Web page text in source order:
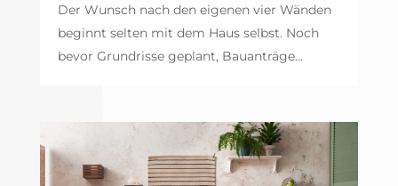
Der Wunsch nach den eigenen vier Wänden
beginnt selten mit dem Haus selbst. Noch
bevor Grundrisse geplant, Bauanträge...